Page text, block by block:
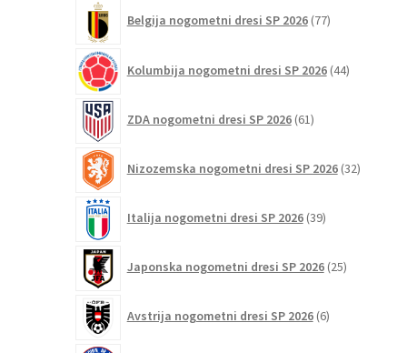
Belgija nogometni dresi SP 2026 77izdelkov
Kolumbija nogometni dresi SP 2026 44izdelkov
ZDA nogometni dresi SP 2026 61izdelkov
Nizozemska nogometni dresi SP 2026 32izdelkov
Italija nogometni dresi SP 2026 39izdelkov
Japonska nogometni dresi SP 2026 25izdelkov
Avstrija nogometni dresi SP 2026 6izdelkov